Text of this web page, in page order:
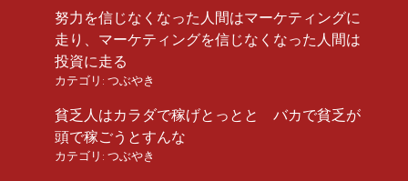
努力を信じなくなった人間はマーケティングに
走り、マーケティングを信じなくなった人間は
投資に走る
カテゴリ: つぶやき
貧乏人はカラダで稼げとっとと バカで貧乏が
頭で稼ごうとすんな
カテゴリ: つぶやき